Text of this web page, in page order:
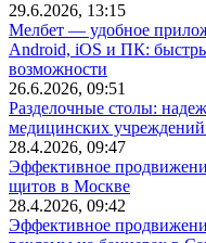
29.6.2026, 13:15
Мелбет — удобное
Android, iOS и ПК:
возможности
26.6.2026, 09:51
Разделочные столы:
медицинских
28.4.2026, 09:47
Эффективное
щитов в Москве
28.4.2026, 09:42
Эффективное